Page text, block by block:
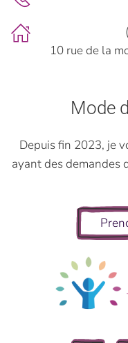
10 rue de la
Mode
Depuis fin 2023, je
ayant des demandes